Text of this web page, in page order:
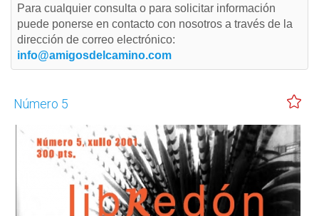
Para cualquier consulta o para solicitar información
puede ponerse en contacto con nosotros a través de la
dirección de correo electrónico:
info@amigosdelcamino.com
Número 5